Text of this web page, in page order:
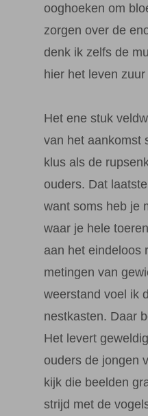
ooghoeken om
zorgen over de
denk ik zelfs de
hier het leven
Het ene stuk
van het aankomst
klus als de
ouders. Dat
want soms heb je
waar je hele
aan het eindeloos
metingen van
weerstand voel ik
nestkasten. Daar
Het levert
ouders de jongen
kijk die beelden
strijd met de